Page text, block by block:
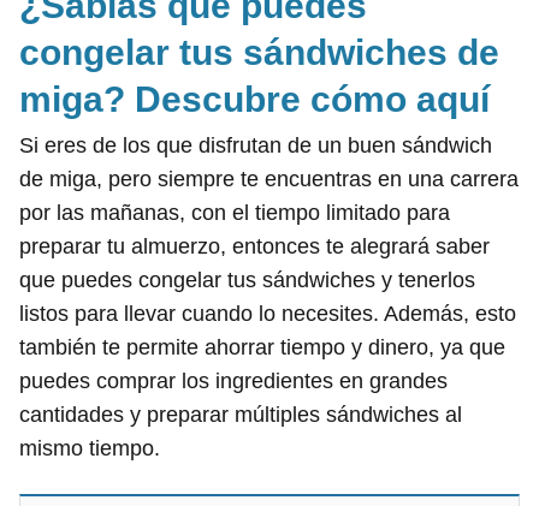
congelar tus sándwiches de
miga? Descubre cómo aquí
Si eres de los que disfrutan de un buen sándwich
de miga, pero siempre te encuentras en una carrera
por las mañanas, con el tiempo limitado para
preparar tu almuerzo, entonces te alegrará saber
que puedes congelar tus sándwiches y tenerlos
listos para llevar cuando lo necesites. Además, esto
también te permite ahorrar tiempo y dinero, ya que
puedes comprar los ingredientes en grandes
cantidades y preparar múltiples sándwiches al
mismo tiempo.